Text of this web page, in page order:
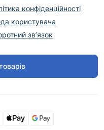
конфіденційності
користувача
зв’язок